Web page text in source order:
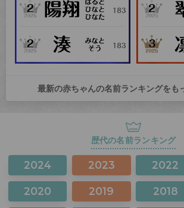
最新の赤ちゃんの名前ランキングをも
歴代の名前ランキング
2024 2023 2022
2020 2019 2018